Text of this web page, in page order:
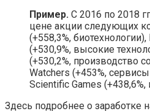
Пример. С 2016 по 2018
цене акции следующих
(+558,3%,
(+530,9%, высокие
(+530,2%, производство
Watchers (+453%,
Scientific Games
Здесь подробнее о заработке